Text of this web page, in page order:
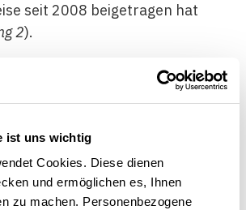
ist uns wichtig
Cookies. Diese dienen
und ermöglichen es, Ihnen
zu machen. Personenbezogene
seit 2008 beigetragen hat
2).
der
zum Einkommen